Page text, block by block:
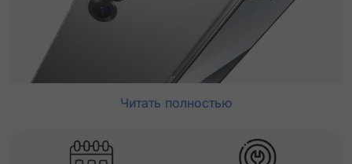
Читать полностью